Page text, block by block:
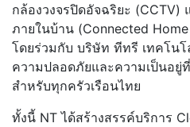
กล้องวงจรปิดอัจฉริยะ (CCTV)
ภายในบ้าน (Connected
โดยร่วมกับ บริษัท ทีทรี เทคโน
ความปลอดภัยและความเป็นอยู่
สำหรับทุกครัวเรือนไทย
ทั้งนี้ NT ได้สร้างสรรค์บริการ